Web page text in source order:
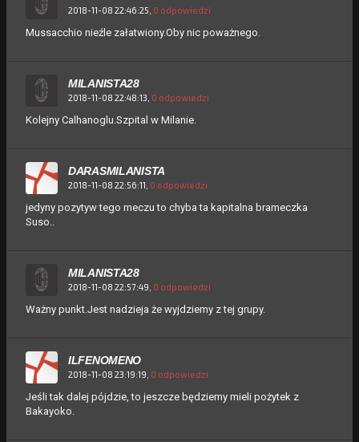
2018-11-08 22:46:25, 0 odpowiedzi
Mussacchio nieźle załatwiony.Oby nic poważnego.
MILANISTA28
2018-11-08 22:48:13, 0 odpowiedzi
Kolejny Calhanoglu.Szpital w Milanie.
DARASMILANISTA
2018-11-08 22:56:11, 0 odpowiedzi
jedyny pozytyw tego meczu to chyba ta kapitalna brameczka
Suso..
MILANISTA28
2018-11-08 22:57:49, 0 odpowiedzi
Ważny punkt.Jest nadzieja że wyjdziemy z tej grupy.
ILFENOMENO
2018-11-08 23:19:19, 0 odpowiedzi
Jeśli tak dalej pójdzie, to jeszcze będziemy mieli pożytek z
Bakayoko.